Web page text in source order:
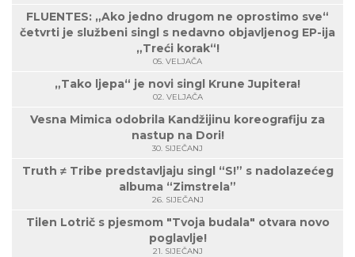
FLUENTES: „Ako jedno drugom ne oprostimo sve“
četvrti je službeni singl s nedavno objavljenog EP-ija
„Treći korak“!
05. VELJAČA
„Tako ljepa“ je novi singl Krune Jupitera!
02. VELJAČA
Vesna Mimica odobrila Kandžijinu koreografiju za
nastup na Dori!
30. SIJEČANJ
Truth ≠ Tribe predstavljaju singl “S!” s nadolazećeg
albuma “Zimstrela”
26. SIJEČANJ
Tilen Lotrič s pjesmom "Tvoja budala" otvara novo
poglavlje!
21. SIJEČANJ